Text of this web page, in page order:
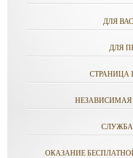
ДЛЯ
ДЛЯ
СТРАНИЦА
НЕЗАВИСИМАЯ
ОКАЗАНИЕ